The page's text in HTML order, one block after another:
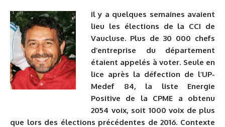
Il y a quelques semaines avaient
lieu les élections de la CCI de
Vaucluse. Plus de 30 000 chefs
d’entreprise du département
étaient appelés à voter. Seule en
lice après la défection de l’UP-
Medef 84, la liste Energie
Positive de la CPME a obtenu
2054 voix, soit 1000 voix de plus
que lors des élections précédentes de 2016. Contexte